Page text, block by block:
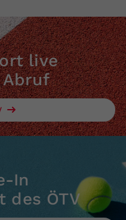
live
In
des ÖTV